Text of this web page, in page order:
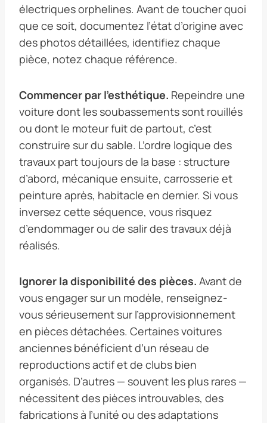
électriques orphelines. Avant de toucher quoi
que ce soit, documentez l’état d’origine avec
des photos détaillées, identifiez chaque
pièce, notez chaque référence.
Commencer par l’esthétique. Repeindre une
voiture dont les soubassements sont rouillés
ou dont le moteur fuit de partout, c’est
construire sur du sable. L’ordre logique des
travaux part toujours de la base : structure
d’abord, mécanique ensuite, carrosserie et
peinture après, habitacle en dernier. Si vous
inversez cette séquence, vous risquez
d’endommager ou de salir des travaux déjà
réalisés.
Ignorer la disponibilité des pièces. Avant de
vous engager sur un modèle, renseignez-
vous sérieusement sur l’approvisionnement
en pièces détachées. Certaines voitures
anciennes bénéficient d’un réseau de
reproductions actif et de clubs bien
organisés. D’autres — souvent les plus rares —
nécessitent des pièces introuvables, des
fabrications à l’unité ou des adaptations